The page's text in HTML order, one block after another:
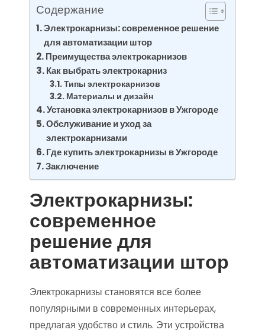
Содержание
Электрокарнизы: современное решение
для автоматизации штор
Преимущества электрокарнизов
Как выбрать электрокарниз
Типы электрокарнизов
Материалы и дизайн
Установка электрокарнизов в Ужгороде
Обслуживание и уход за
электрокарнизами
Где купить электрокарнизы в Ужгороде
Заключение
Электрокарнизы:
современное
решение для
автоматизации штор
Электрокарнизы становятся все более
популярными в современных интерьерах,
предлагая удобство и стиль. Эти устройства